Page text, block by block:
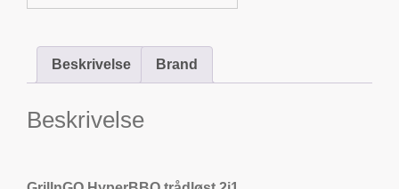
Beskrivelse Brand
Beskrivelse